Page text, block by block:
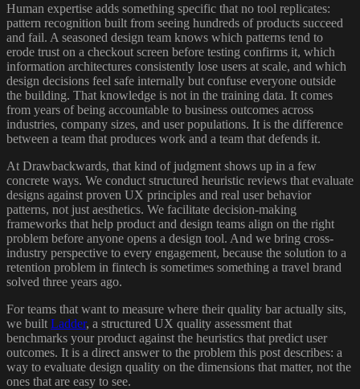
Human expertise adds something specific that no tool replicates:
pattern recognition built from seeing hundreds of products succeed
and fail. A seasoned design team knows which patterns tend to
erode trust on a checkout screen before testing confirms it, which
information architectures consistently lose users at scale, and which
design decisions feel safe internally but confuse everyone outside
the building. That knowledge is not in the training data. It comes
from years of being accountable to business outcomes across
industries, company sizes, and user populations. It is the difference
between a team that produces work and a team that defends it.
At Drawbackwards, that kind of judgment shows up in a few
concrete ways. We conduct structured heuristic reviews that evaluate
designs against proven UX principles and real user behavior
patterns, not just aesthetics. We facilitate decision-making
frameworks that help product and design teams align on the right
problem before anyone opens a design tool. And we bring cross-
industry perspective to every engagement, because the solution to a
retention problem in fintech is sometimes something a travel brand
solved three years ago.
For teams that want to measure where their quality bar actually sits,
we built Ladder, a structured UX quality assessment that
benchmarks your product against the heuristics that predict user
outcomes. It is a direct answer to the problem this post describes: a
way to evaluate design quality on the dimensions that matter, not the
ones that are easy to see.